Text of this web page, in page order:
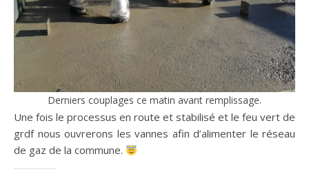
Derniers couplages ce matin avant remplissage.
Une fois le processus en route et stabilisé et le feu vert de
grdf nous ouvrerons les vannes afin d’alimenter le réseau
de gaz de la commune.